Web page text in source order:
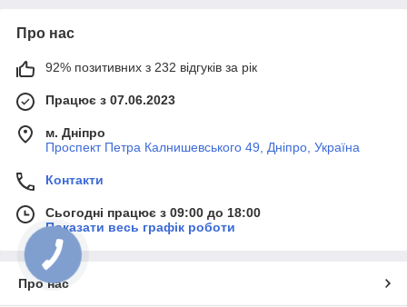
Про нас
92% позитивних з 232 відгуків за рік
Працює з 07.06.2023
м. Дніпро
Проспект Петра Калнишевського 49, Дніпро, Україна
Контакти
Сьогодні працює з 09:00 до 18:00
Показати весь графік роботи
Про нас